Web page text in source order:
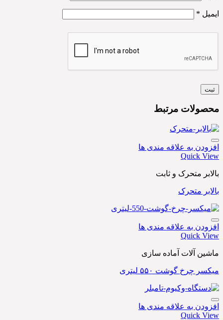
ایمیل *
محصولات مرتبط
افزودن به علاقه مندی ها
Quick View
بالابر متحرک و ثابت
بالابر متحرک
افزودن به علاقه مندی ها
Quick View
ماشین آلات آماده سازی
میکسر چرخ گوشت ۵۵۰ لیتری
افزودن به علاقه مندی ها
Quick View